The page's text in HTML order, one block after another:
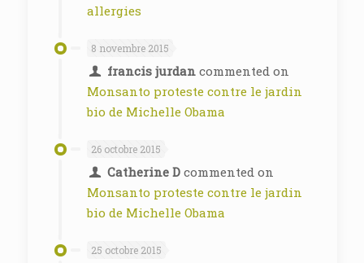
allergies
8 novembre 2015
francis jurdancommented on
Monsanto proteste contre le jardin
bio de Michelle Obama
26 octobre 2015
Catherine Dcommented on
Monsanto proteste contre le jardin
bio de Michelle Obama
25 octobre 2015